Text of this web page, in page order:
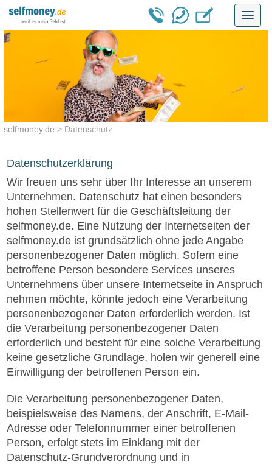
selfmoney.de > Datenschutz
Datenschutzerklärung
Wir freuen uns sehr über Ihr Interesse an unserem
Unternehmen. Datenschutz hat einen besonders
hohen Stellenwert für die Geschäftsleitung der
selfmoney.de. Eine Nutzung der Internetseiten der
selfmoney.de ist grundsätzlich ohne jede Angabe
personenbezogener Daten möglich. Sofern eine
betroffene Person besondere Services unseres
Unternehmens über unsere Internetseite in Anspruch
nehmen möchte, könnte jedoch eine Verarbeitung
personenbezogener Daten erforderlich werden. Ist
die Verarbeitung personenbezogener Daten
erforderlich und besteht für eine solche Verarbeitung
keine gesetzliche Grundlage, holen wir generell eine
Einwilligung der betroffenen Person ein.
Die Verarbeitung personenbezogener Daten,
beispielsweise des Namens, der Anschrift, E-Mail-
Adresse oder Telefonnummer einer betroffenen
Person, erfolgt stets im Einklang mit der
Datenschutz-Grundverordnung und in